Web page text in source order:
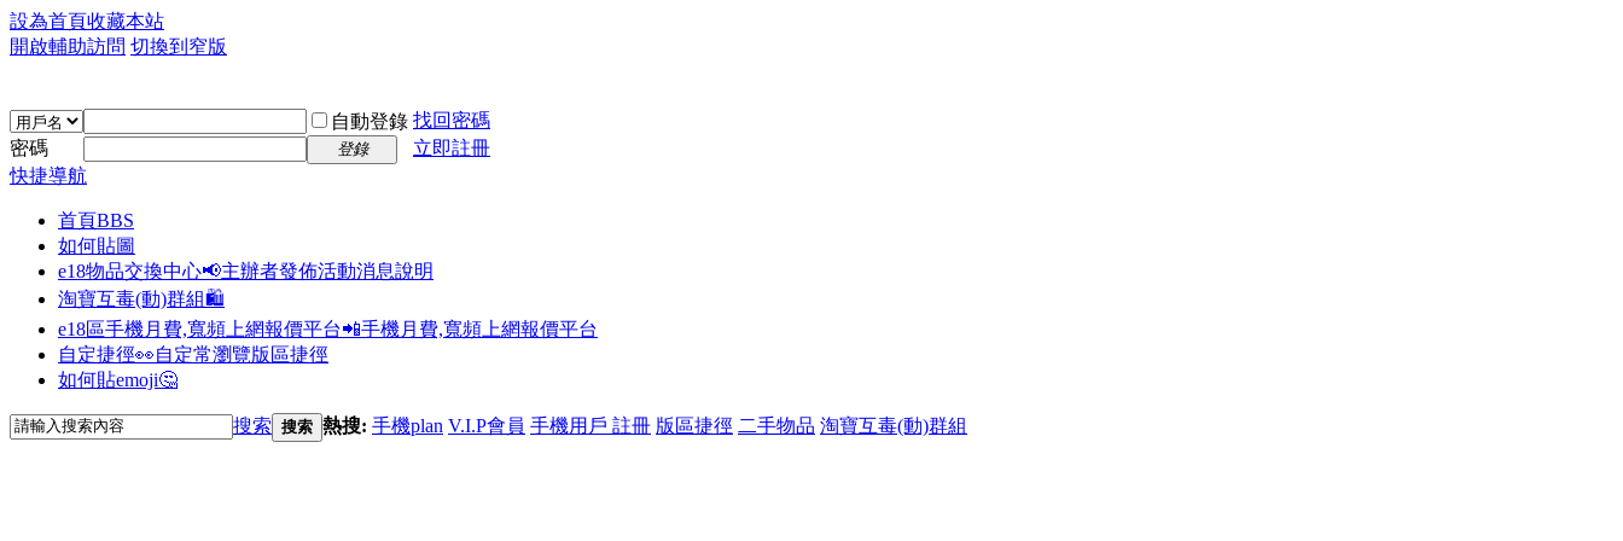
設為首頁收藏本站
開啟輔助訪問 切換到窄版
自動登錄 找回密碼
密碼
登錄
立即註冊
快捷導航
首頁BBS
如何貼圖
e18物品交換中心📢主辦者發佈活動消息說明
淘寶互毒(動)群組🛍️
e18區手機月費,寬頻上網報價平台📲手機月費,寬頻上網報價平台
自定捷徑👀自定常瀏覽版區捷徑
如何貼emoji🤔
搜索 搜索 熱搜: 手機plan V.I.P會員 手機用戶 註冊 版區捷徑 二手物品 淘寶互毒(動)群組